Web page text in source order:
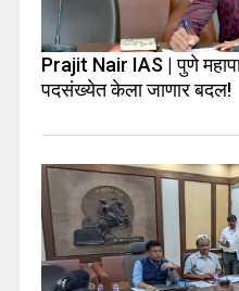
Prajit Nair IAS | पुणे
पदसंख्येत केला जाणार बदल!